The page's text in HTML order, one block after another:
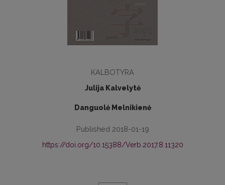
KALBOTYRA
Julija Kalvelytė
Danguolė Melnikienė
Published 2018-01-19
https://doi.org/10.15388/Verb.2017.8.11320